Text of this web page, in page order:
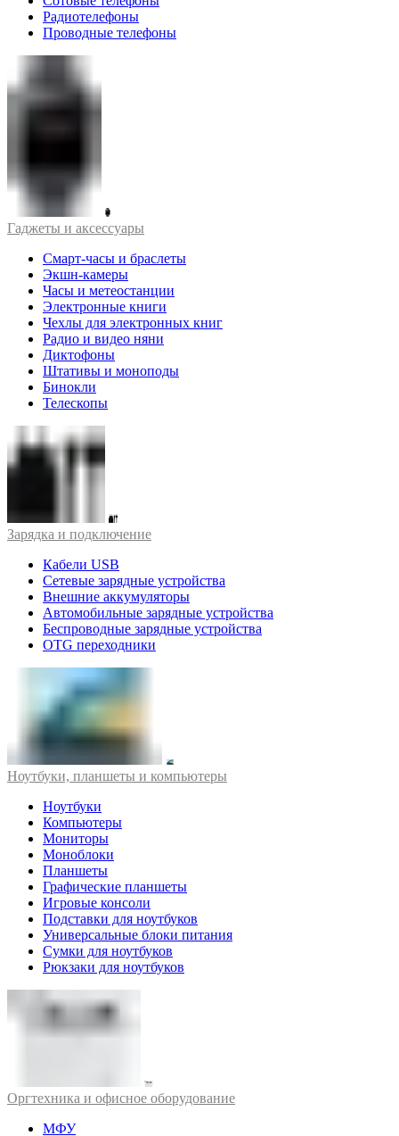
Радиотелефоны
Проводные телефоны
Гаджеты и аксессуары
Смарт-часы и браслеты
Экшн-камеры
Часы и метеостанции
Электронные книги
Чехлы для электронных книг
Радио и видео няни
Диктофоны
Штативы и моноподы
Бинокли
Телескопы
Зарядка и подключение
Кабели USB
Сетевые зарядные устройства
Внешние аккумуляторы
Автомобильные зарядные устройства
Беспроводные зарядные устройства
OTG переходники
Ноутбуки, планшеты и компьютеры
Ноутбуки
Компьютеры
Мониторы
Моноблоки
Планшеты
Графические планшеты
Игровые консоли
Подставки для ноутбуков
Универсальные блоки питания
Сумки для ноутбуков
Рюкзаки для ноутбуков
Оргтехника и офисное оборудование
МФУ